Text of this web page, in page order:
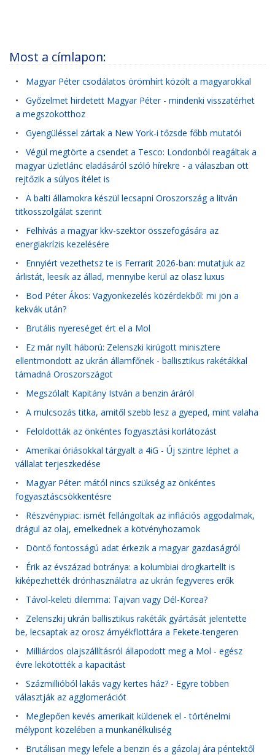
Most a címlapon:
• Magyar Péter csodálatos örömhírt közölt a magyarokkal
• Győzelmet hirdetett Magyar Péter - mindenki visszatérhet
a megszokotthoz
• Gyengüléssel zártak a New York-i tőzsde főbb mutatói
• Végül megtörte a csendet a Tesco: Londonból reagáltak a
magyar üzletlánc eladásáról szóló hírekre - a válaszban ott
rejtőzik a súlyos ítélet is
• A balti államokra készül lecsapni Oroszország a litván
titkosszolgálat szerint
• Felhívás a magyar kkv-szektor összefogására az
energiakrízis kezelésére
• Ennyiért vezethetsz te is Ferrarit 2026-ban: mutatjuk az
árlistát, leesik az állad, mennyibe kerül az olasz luxus
• Bod Péter Ákos: Vagyonkezelés közérdekből: mi jön a
kekvák után?
• Brutális nyereséget ért el a Mol
• Ez már nyílt háború: Zelenszki kirúgott minisztere
ellentmondott az ukrán államfőnek - ballisztikus rakétákkal
támadná Oroszországot
• Megszólalt Kapitány István a benzin áráról
• A mulcsozás titka, amitől szebb lesz a gyeped, mint valaha
• Feloldották az önkéntes fogyasztási korlátozást
• Amerikai óriásokkal tárgyalt a 4iG - Új szintre léphet a
vállalat terjeszkedése
• Magyar Péter: mától nincs szükség az önkéntes
fogyasztáscsökkentésre
• Részvénypiac: ismét fellángoltak az inflációs aggodalmak,
drágul az olaj, emelkednek a kötvényhozamok
• Döntő fontosságú adat érkezik a magyar gazdaságról
• Érik az évszázad botránya: a kolumbiai drogkartellt is
kiképezhették drónhasználatra az ukrán fegyveres erők
• Távol-keleti dilemma: Tajvan vagy Dél-Korea?
• Zelenszkij ukrán ballisztikus rakéták gyártását jelentette
be, lecsaptak az orosz árnyékflottára a Fekete-tengeren
• Milliárdos olajszállításról állapodott meg a Mol - egész
évre lekötötték a kapacitást
• Százmillióból lakás vagy kertes ház? - Egyre többen
választják az agglomerációt
• Meglepően kevés amerikait küldenek el - történelmi
mélypont közelében a munkanélküliség
• Brutálisan megy lefele a benzin és a gázolaj ára péntektől